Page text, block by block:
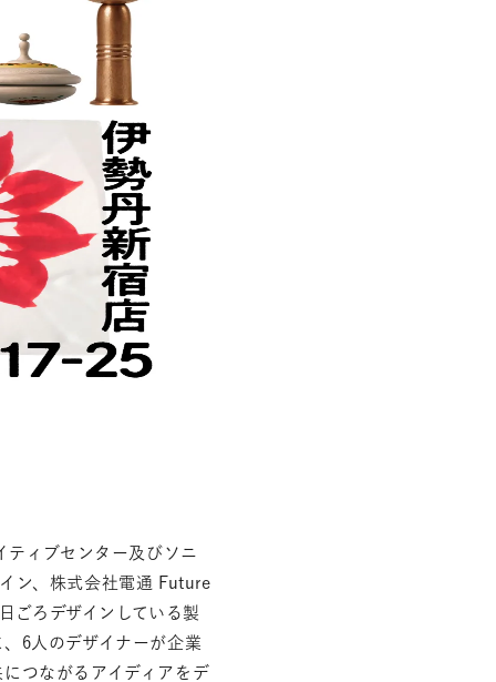
ティブセンター及びソニ
ン、株式会社電通 Future
ごろデザインしている製
6人のデザイナーが企業
つながるアイディアをデ